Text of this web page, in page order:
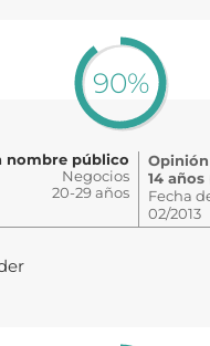
90%
nombre público
Negocios
20-29 años
14 años
Fecha
02/2013